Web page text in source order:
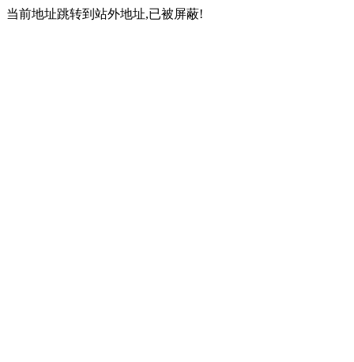
当前地址跳转到站外地址,已被屏蔽!